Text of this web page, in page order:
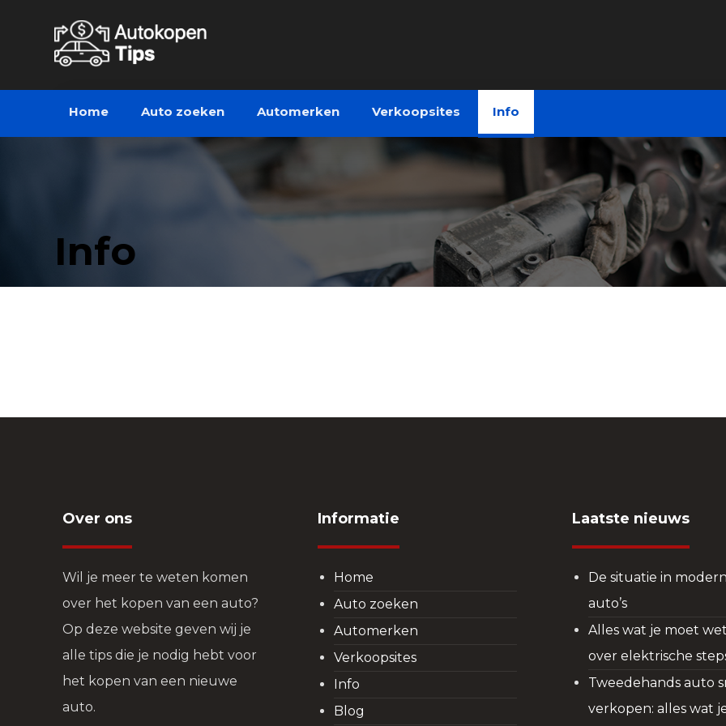
Home Auto zoeken Automerken Verkoopsites Info
Info
Over ons
Wil je meer te weten komen
over het kopen van een auto?
Op deze website geven wij je
alle tips die je nodig hebt voor
het kopen van een nieuwe
auto.
Informatie
Home
Auto zoeken
Automerken
Verkoopsites
Info
Blog
Laatste nieuws
De situatie in
auto’s
Alles wat je moet
over elektrische
Tweedehands auto
verkopen: alles wat